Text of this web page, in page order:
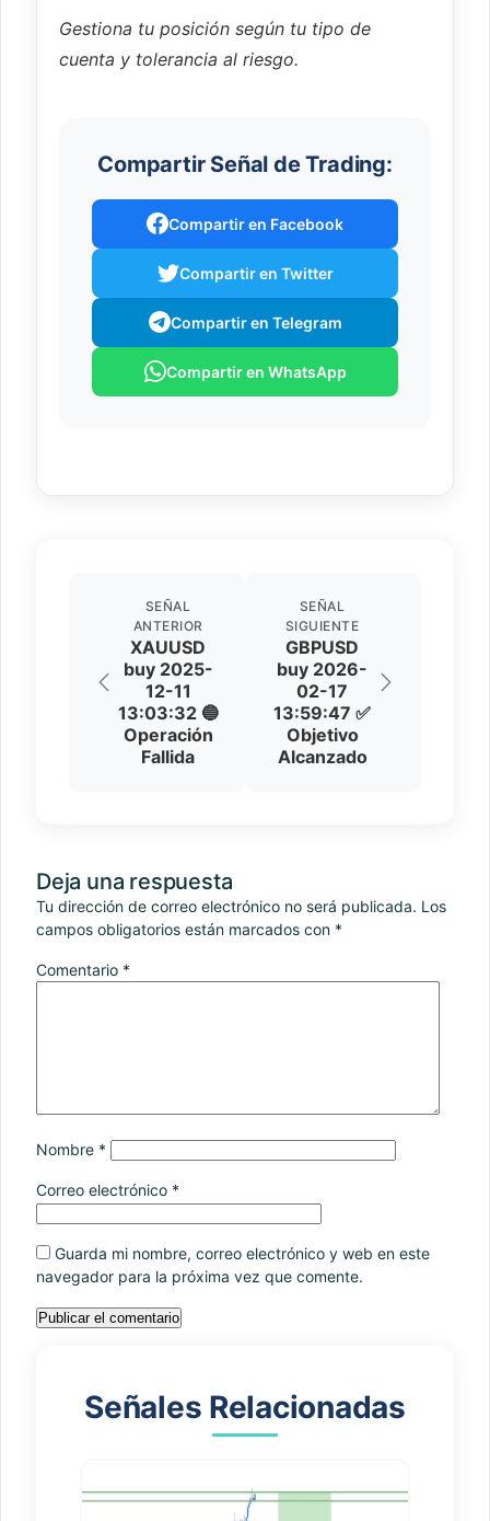
Gestiona tu posición según tu tipo de
cuenta y tolerancia al riesgo.
Compartir Señal de Trading:
Compartir en Facebook
Compartir en Twitter
Compartir en Telegram
Compartir en WhatsApp
SEÑAL
ANTERIOR
XAUUSD
buy 2025-
12-11
13:03:32 🔵
Operación
Fallida
SEÑAL
SIGUIENTE
GBPUSD
buy 2026-
02-17
13:59:47 ✅
Objetivo
Alcanzado
Deja una respuesta
Tu dirección de correo electrónico no será publicada. Los
campos obligatorios están marcados con *
Comentario *
Nombre *
Correo electrónico *
Guarda mi nombre, correo electrónico y web en este
navegador para la próxima vez que comente.
Señales Relacionadas